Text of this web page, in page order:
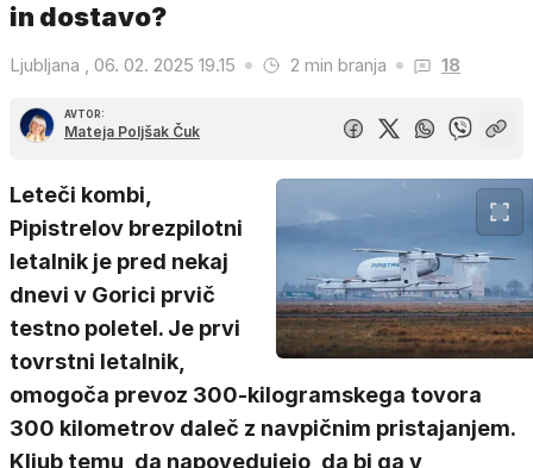
in dostavo?
Ljubljana , 06. 02. 2025 19.15 2 min branja 18
AVTOR:
Mateja Poljšak Čuk
Leteči kombi,
Pipistrelov brezpilotni
letalnik je pred nekaj
dnevi v Gorici prvič
testno poletel. Je prvi
tovrstni letalnik,
omogoča prevoz 300-kilogramskega tovora
300 kilometrov daleč z navpičnim pristajanjem.
Kljub temu, da napovedujejo, da bi ga v